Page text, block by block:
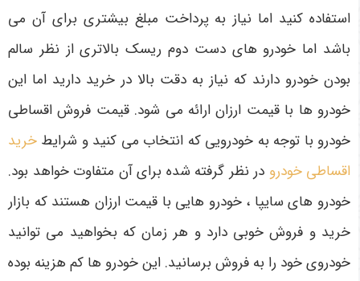
استفاده کنید اما نیاز به پرداخت مبلغ بیشتری برای آن می‌
باشد اما خودرو های دست دوم ریسک بالاتری از نظر سالم
بودن خودرو دارند که نیاز به دقت بالا در خرید دارید اما این
خودرو ها با قیمت ارزان ارائه می ‌شود. قیمت فروش اقساطی
خودرو با توجه به خودرویی که انتخاب می‌ کنید و شرایط خرید
اقساطی خودرو در نظر گرفته شده برای آن متفاوت خواهد بود.
خودرو های سایپا ، خودرو هایی با قیمت ارزان هستند که بازار
خرید و فروش خوبی دارد و هر زمان که بخواهید می توانید
خودروی خود را به فروش برسانید. این خودرو ها کم هزینه بوده